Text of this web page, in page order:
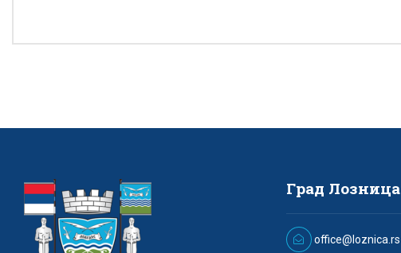
Град Лозница
office@loznica.rs